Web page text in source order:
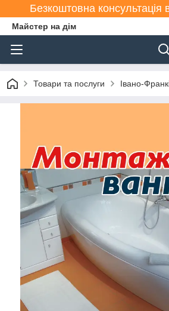
Безкоштовна консультація
Майстер на дім
Товари та послуги Івано-